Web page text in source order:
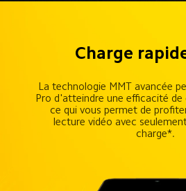
Charge
La technologie MMT avancée
Pro d'atteindre une efficacité de
ce qui vous permet de
lecture vidéo avec
charge*.